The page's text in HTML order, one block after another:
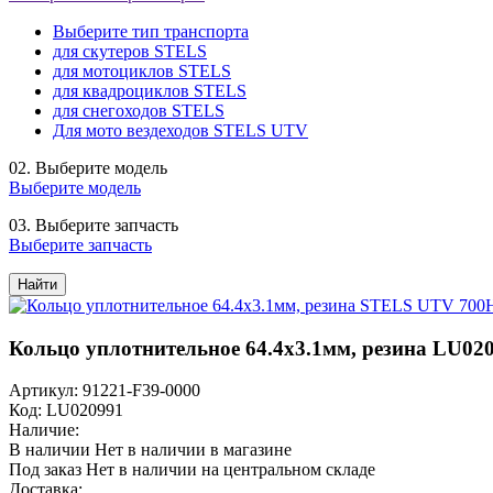
Выберите тип транспорта
для скутеров STELS
для мотоциклов STELS
для квадроциклов STELS
для снегоходов STELS
Для мото вездеходов STELS UTV
02. Выберите модель
Выберите модель
03. Выберите запчасть
Выберите запчасть
Найти
Кольцо уплотнительное 64.4х3.1мм, резина
Артикул: 91221-F39-0000
Код: LU020991
Наличие:
В наличии Нет в наличии в магазине
Под заказ Нет в наличии на центральном складе